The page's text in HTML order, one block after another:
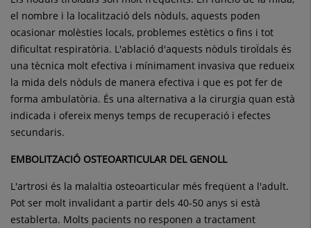
el nombre i la localització dels nòduls, aquests poden
ocasionar molèsties locals, problemes estètics o fins i tot
dificultat respiratòria. L'ablació d'aquests nòduls tiroÏdals és
una tècnica molt efectiva i mínimament invasiva que redueix
la mida dels nòduls de manera efectiva i que es pot fer de
forma ambulatòria. És una alternativa a la cirurgia quan està
indicada i ofereix menys temps de recuperació i efectes
secundaris.
EMBOLITZACIÓ OSTEOARTICULAR DEL GENOLL
L'artrosi és la malaltia osteoarticular més freqüent a l'adult.
Pot ser molt invalidant a partir dels 40-50 anys si està
establerta. Molts pacients no responen a tractament